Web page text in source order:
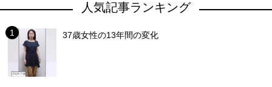
人気記事ランキング
37歳女性の13年間の変化